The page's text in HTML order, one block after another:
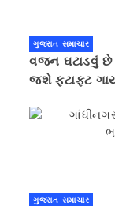
ગુજરાત સમાચાર
વજન ઘટાડવું
જશે ફટાફટ
ગુજરાત સમાચાર